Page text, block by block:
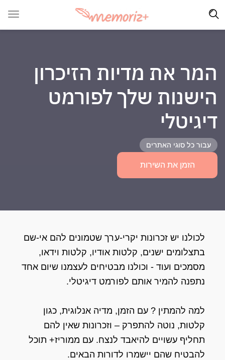
המר את מדיות הזיכרון
הישנות שלך לפורמט
דיגיטלי
עבור כל סוגי האתרים
הזמן את השירות
לכולנו יש זכרונות יקרי-ערך שטמונים להם אי-שם
בתצלומים ישנים, קלטות אודיו, קלטות וידאו,
מסמכים ועוד - וכולנו מבטיחים לעצמנו שיום אחד
נתפנה להמיר אותם לפורמט דיגיטלי.
למה להמתין ? עם הזמן, מדיה אנלוגית, כגון
קלטות, נוטה להתפרק – וזכרונות שאין להם
תחליף עשויים להיאבד לנצח. עם ממוריז+ תוכל
להבטיח שהם יישמרו לדורות הבאים.